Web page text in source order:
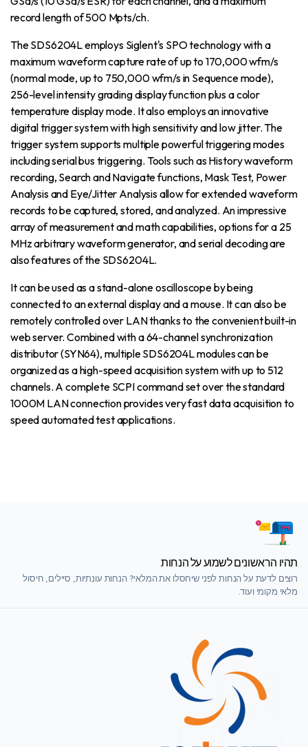
record length of 500 Mpts/ch.
The SDS6204L employs Siglent's SPO technology with a
maximum waveform capture rate of up to 170,000 wfm/s
(normal mode, up to 750,000 wfm/s in Sequence mode),
256-level intensity grading display function plus a color
temperature display mode. It also employs an innovative
digital trigger system with high sensitivity and low jitter. The
trigger system supports multiple powerful triggering modes
including serial bus triggering. Tools such as History waveform
recording, Search and Navigate functions, Mask Test, Power
Analysis and Eye/Jitter Analysis allow for extended waveform
records to be captured, stored, and analyzed. An impressive
array of measurement and math capabilities, options for a 25
MHz arbitrary waveform generator, and serial decoding are
also features of the SDS6204L.
It can be used as a stand-alone oscilloscope by being
connected to an external display and a mouse. It can also be
remotely controlled over LAN thanks to the convenient built-in
web server. Combined with a 64-channel synchronization
distributor (SYN64), multiple SDS6204L modules can be
organized as a high-speed acquisition system with up to 512
channels. A complete SCPI command set over the standard
1000M LAN connection provides very fast data acquisition to
speed automated test applications.
תהיו הראשונים לשמוע על הנחות
רוצים לדעת על הנחות לפני שיחסלו את המלאי? הנחות עונתיות, סיילים, חיסול
מלאי מקומי ועוד.